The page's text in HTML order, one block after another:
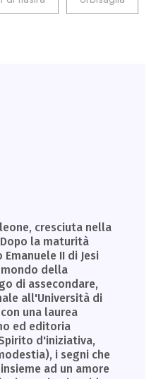
m
cresciuta nella
la maturità
II di Jesi
della
di assecondare,
all'Università di
una laurea
ed editoria
d'iniziativa,
i segni che
ad un amore